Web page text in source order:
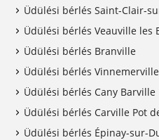
Üdülési bérlés Saint-Clair-
Üdülési bérlés Veauville les
Üdülési bérlés Branville
Üdülési bérlés Vinnemerville
Üdülési bérlés Cany Barville
Üdülési bérlés Carville Pot
Üdülési bérlés Épinay-sur-